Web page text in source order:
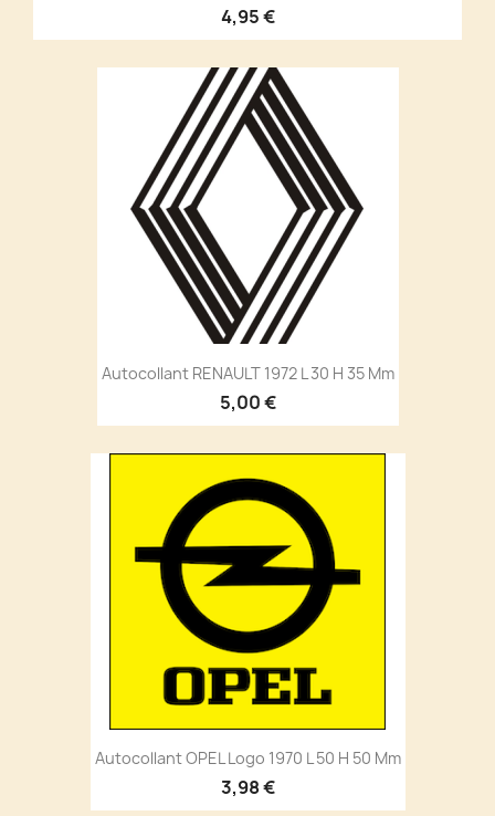
4,95 €
Autocollant RENAULT 1972 L 30 H 35 Mm
5,00 €
Autocollant OPEL Logo 1970 L 50 H 50 Mm
3,98 €